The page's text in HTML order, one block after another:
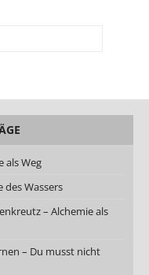
als Weg
des Wassers
– Alchemie als
– Du musst nicht